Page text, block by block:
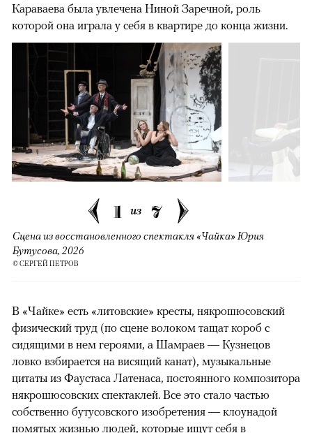
Караваева была увлечена Ниной Заречной, роль
которой она играла у себя в квартире до конца жизни.
1 из 7
Сцена из восстановленного спектакля «Чайка» Юрия
Бутусова, 2026
© СЕРГЕЙ ПЕТРОВ
В «Чайке» есть «литовские» кресты, някрошюсовский
физический труд (по сцене волоком тащат короб с
сидящими в нем героями, а Шамраев — Кузнецов
ловко взбирается на висящий канат), музыкальные
цитаты из Фаустаса Латенаса, постоянного композитора
някрошюсовских спектаклей. Все это стало частью
собственно бутусовского изобретения — клоунадой
помятых жизнью людей, которые ищут себя в